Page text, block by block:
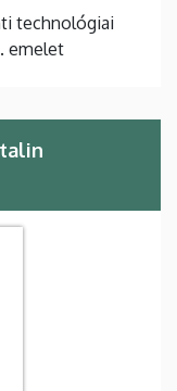
technológiai
emelet